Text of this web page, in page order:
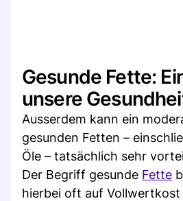
Gesunde Fette:
unsere
Ausserdem kann ein
gesunden Fetten –
Öle – tatsächlich sehr
Der Begriff gesunde Fette
hierbei oft auf